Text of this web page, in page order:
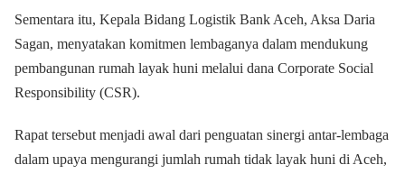
Sementara itu, Kepala Bidang Logistik Bank Aceh, Aksa Daria
Sagan, menyatakan komitmen lembaganya dalam mendukung
pembangunan rumah layak huni melalui dana Corporate Social
Responsibility (CSR).
Rapat tersebut menjadi awal dari penguatan sinergi antar-lembaga
dalam upaya mengurangi jumlah rumah tidak layak huni di Aceh,